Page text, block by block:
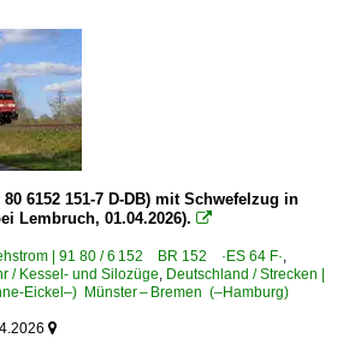
80 6152 151-7 D-DB) mit Schwefelzug in
Lembruch, 01.04.2026). 
| 91 80 / 6 152 BR 152 ·ES 64 F·,
/ Kessel- und Silozüge, Deutschland / Strecken |
Eickel–) Münster – Bremen (–Hamburg)
